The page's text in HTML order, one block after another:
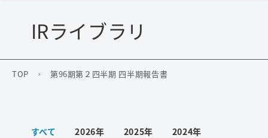
サステナビリティ
ワード検索
TOP 第96期第２四半期 四半期報告書
IRライブラリ
すべて 2026年 2025年 2024年